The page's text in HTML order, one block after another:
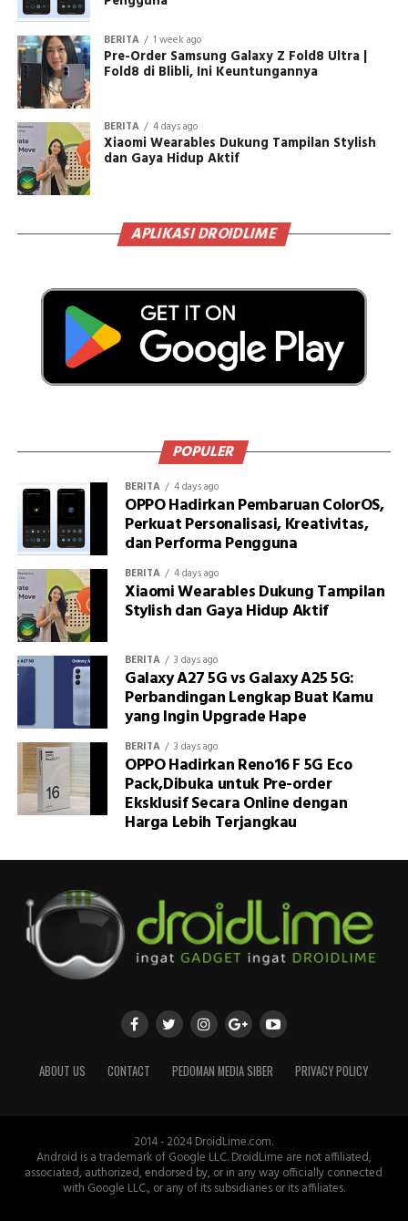
BERITA 1 week ago
Pre-Order Samsung Galaxy Z Fold8 Ultra |
Fold8 di Blibli, Ini Keuntungannya
BERITA 4 days ago
Xiaomi Wearables Dukung Tampilan Stylish
dan Gaya Hidup Aktif
APLIKASI DROIDLIME
POPULER
BERITA 4 days ago
OPPO Hadirkan Pembaruan ColorOS,
Perkuat Personalisasi, Kreativitas,
dan Performa Pengguna
BERITA 4 days ago
Xiaomi Wearables Dukung Tampilan
Stylish dan Gaya Hidup Aktif
BERITA 3 days ago
Galaxy A27 5G vs Galaxy A25 5G:
Perbandingan Lengkap Buat Kamu
yang Ingin Upgrade Hape
BERITA 3 days ago
OPPO Hadirkan Reno16 F 5G Eco
Pack,Dibuka untuk Pre-order
Eksklusif Secara Online dengan
Harga Lebih Terjangkau
ABOUT US CONTACT PEDOMAN MEDIA SIBER PRIVACY POLICY
2014 - 2024 DroidLime.com.
Android is a trademark of Google LLC. DroidLime are not affiliated,
associated, authorized, endorsed by, or in any way officially connected
with Google LLC., or any of its subsidiaries or its affiliates.